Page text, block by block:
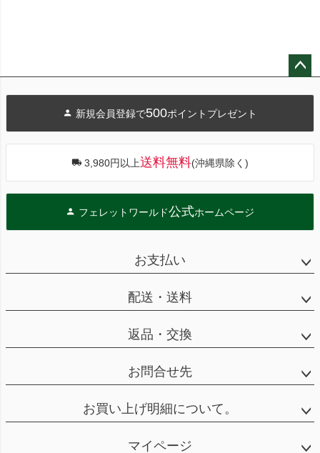
へ
新規会員登録で500ポイントプレゼント
3,980円以上送料無料(沖縄県除く)
フェレットワールド公式ホームページ
お支払い
配送・送料
返品・交換
お問合せ先
お買い上げ明細について。
マイページ